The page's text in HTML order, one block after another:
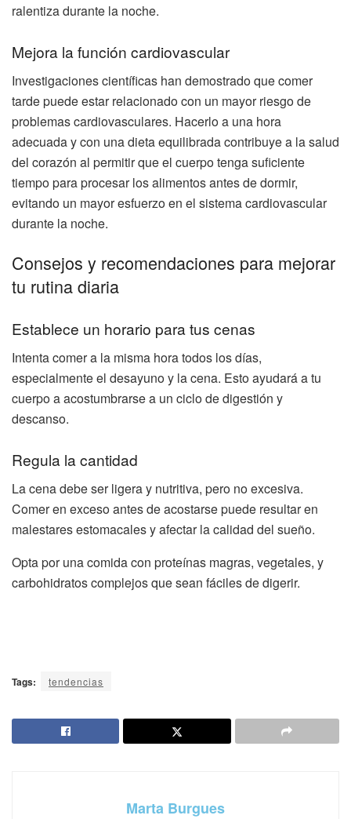
ralentiza durante la noche.
Mejora la función cardiovascular
Investigaciones científicas han demostrado que comer
tarde puede estar relacionado con un mayor riesgo de
problemas cardiovasculares. Hacerlo a una hora
adecuada y con una dieta equilibrada contribuye a la salud
del corazón al permitir que el cuerpo tenga suficiente
tiempo para procesar los alimentos antes de dormir,
evitando un mayor esfuerzo en el sistema cardiovascular
durante la noche.
Consejos y recomendaciones para mejorar
tu rutina diaria
Establece un horario para tus cenas
Intenta comer a la misma hora todos los días,
especialmente el desayuno y la cena. Esto ayudará a tu
cuerpo a acostumbrarse a un ciclo de digestión y
descanso.
Regula la cantidad
La cena debe ser ligera y nutritiva, pero no excesiva.
Comer en exceso antes de acostarse puede resultar en
malestares estomacales y afectar la calidad del sueño.
Opta por una comida con proteínas magras, vegetales, y
carbohidratos complejos que sean fáciles de digerir.
Tags: tendencias
Marta Burgues